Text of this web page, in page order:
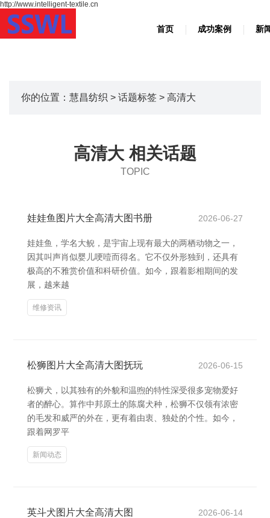
http://www.intelligent-textile.cn
首页 成功案例 新
你的位置： 慧昌纺织 > 话题标签 > 高清大
高清大 相关话题
TOPIC
娃娃鱼图片大全高清大图书册 2026-06-27
娃娃鱼，学名大鲵，是宇宙上现有最大的两栖动物之一，
因其叫声肖似婴儿哽噎而得名。它不仅外形独到，还具有
极高的不雅赏价值和科研价值。如今，跟着影相期间的发
展，越来越
维修资讯
松狮图片大全高清大图抚玩 2026-06-15
松狮犬，以其独有的外貌和温煦的特性深受很多宠物爱好
者的醉心。算作中邦原土的陈腐犬种，松狮不仅领有浓密
的毛发和威严的外在，更有着由衷、独处的个性。如今，
跟着网罗平
新闻动态
英斗犬图片大全高清大图 2026-06-14